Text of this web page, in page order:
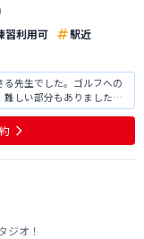
習利用可
駅近
先生でした。ゴルフへの
しい部分もありました
初よりも理解が深まった
ったあとも個人でしっか
ジオ！